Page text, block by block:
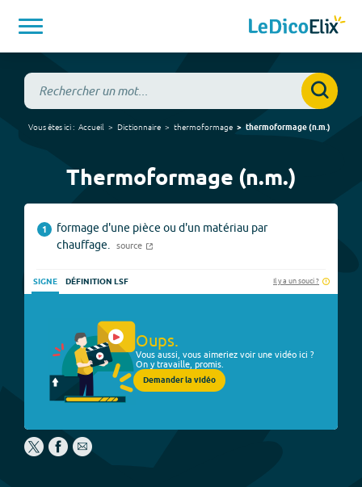
Vous êtes ici : Accueil Dictionnaire thermoformage thermoformage(n.m.)
Thermoformage (n.m.)
1
formage d'une pièce ou d'un matériau par
chauffage.
source
SIGNE DÉFINITION LSF Il y a un souci ?
Oups.
Vous aussi, vous aimeriez voir une vidéo ici ?
On y travaille, promis.
Demander la vidéo